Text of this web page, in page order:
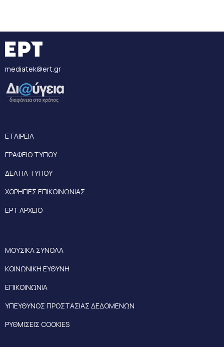
mediatek@ert.gr
ΕΤΑΙΡΕΙΑ
ΓΡΑΦΕΙΟ ΤΥΠΟΥ
ΔΕΛΤΙΑ ΤΥΠΟΥ
ΧΟΡΗΓΙΕΣ ΕΠΙΚΟΙΝΩΝΙΑΣ
ΕΡΤ ΑΡΧΕΙΟ
ΜΟΥΣΙΚΑ ΣΥΝΟΛΑ
ΚΟΙΝΩΝΙΚΗ ΕΥΘΥΝΗ
ΕΠΙΚΟΙΝΩΝΙΑ
ΥΠΕΥΘΥΝΟΣ ΠΡΟΣΤΑΣΙΑΣ ΔΕΔΟΜΕΝΩΝ
ΡΥΘΜΙΣΕΙΣ COOKIES